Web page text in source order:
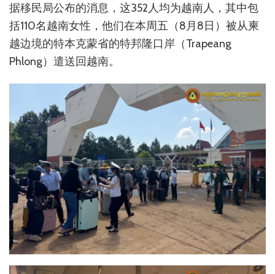
据移民局公布的消息，这352人均为越南人，其中包
括110名越南女性，他们在本周五（8月8日）被从柬
越边境的特本克蒙省的特邦隆口岸（Trapeang
Phlong）遣送回越南。